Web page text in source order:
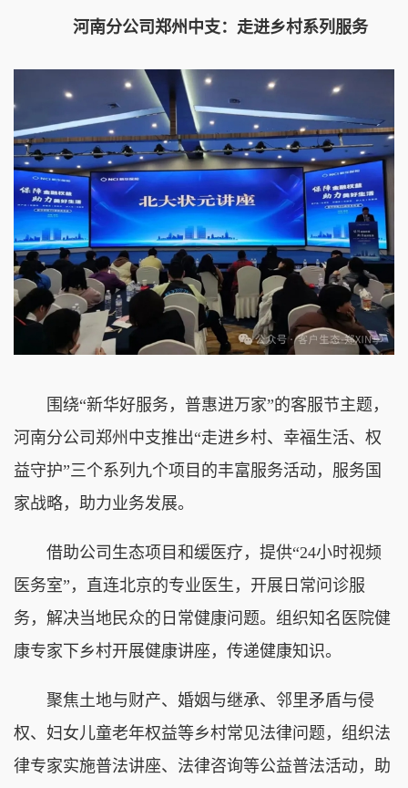
河南分公司郑州中支：走进乡村系列服务
围绕“新华好服务，普惠进万家”的客服节主题，
河南分公司郑州中支推出“走进乡村、幸福生活、权
益守护”三个系列九个项目的丰富服务活动，服务国
家战略，助力业务发展。
借助公司生态项目和缓医疗，提供“24小时视频
医务室”，直连北京的专业医生，开展日常问诊服
务，解决当地民众的日常健康问题。 组织知名医院健
康专家下乡村开展健康讲座，传递健康知识。
聚焦土地与财产、婚姻与继承、邻里矛盾与侵
权、妇女儿童老年权益等乡村常见法律问题，组织法
律专家实施普法讲座、法律咨询等公益普法活动，助